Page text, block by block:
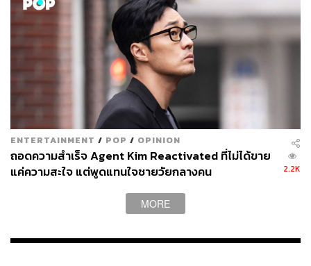
ENTERTAINMENT / POP / OPINION
ถอดความสำเร็จ Agent Kim Reactivated ที่ไม่ได้ขาย
แค่ความสะใจ แต่พูดแทนใจชายวัยกลางคน
2.2K
MORE